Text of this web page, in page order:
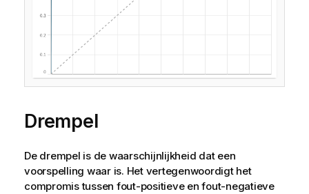
Drempel
De drempel is de waarschijnlijkheid dat een
voorspelling waar is. Het vertegenwoordigt het
compromis tussen fout-positieve en fout-negatieve